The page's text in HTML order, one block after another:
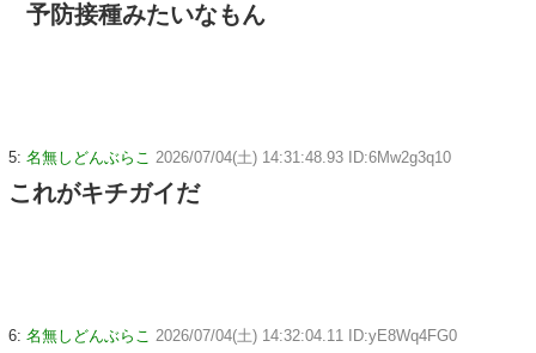
予防接種みたいなもん
5: 名無しどんぶらこ 2026/07/04(土) 14:31:48.93 ID:6Mw2g3q10
これがキチガイだ
6: 名無しどんぶらこ 2026/07/04(土) 14:32:04.11 ID:yE8Wq4FG0